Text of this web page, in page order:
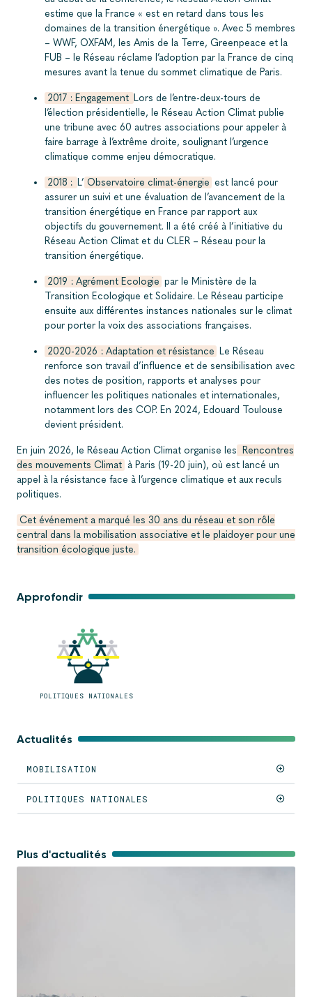
Approfondir
POLITIQUES NATIONALES
Actualités
MOBILISATION
POLITIQUES NATIONALES
estime que la France « est en retard dans tous les
domaines de la transition énergétique ». Avec 5 membres
– WWF, OXFAM, les Amis de la Terre, Greenpeace et la
FUB – le Réseau réclame l’adoption par la France de cinq
mesures avant la tenue du sommet climatique de Paris.
2017 : Engagement Lors de l’entre-deux-tours de
l’élection présidentielle, le Réseau Action Climat publie
une tribune avec 60 autres associations pour appeler à
faire barrage à l’extrême droite, soulignant l’urgence
climatique comme enjeu démocratique.
2018 : L’ Observatoire climat-énergie est lancé pour
assurer un suivi et une évaluation de l’avancement de la
transition énergétique en France par rapport aux
objectifs du gouvernement. Il a été créé à l’initiative du
Réseau Action Climat et du CLER – Réseau pour la
transition énergétique.
2019 : Agrément Ecologie par le Ministère de la
Transition Ecologique et Solidaire. Le Réseau participe
ensuite aux différentes instances nationales sur le climat
pour porter la voix des associations françaises.
2020-2026 : Adaptation et résistance Le Réseau
renforce son travail d’influence et de sensibilisation avec
des notes de position, rapports et analyses pour
influencer les politiques nationales et internationales,
notamment lors des COP. En 2024, Edouard Toulouse
devient président.
En juin 2026, le Réseau Action Climat organise les
Rencontres
des mouvements Climat à Paris (19-20 juin), où est lancé un
appel à la résistance face à l’urgence climatique et aux reculs
politiques.
Cet événement a marqué les 30 ans du réseau et son rôle
central dans la mobilisation associative et le plaidoyer pour une
transition écologique juste.
Plus d'actualités